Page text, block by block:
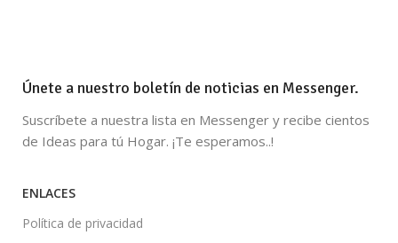
Únete a nuestro boletín de noticias en Messenger.
Suscríbete a nuestra lista en Messenger y recibe cientos
de Ideas para tú Hogar. ¡Te esperamos..!
ENLACES
Política de privacidad